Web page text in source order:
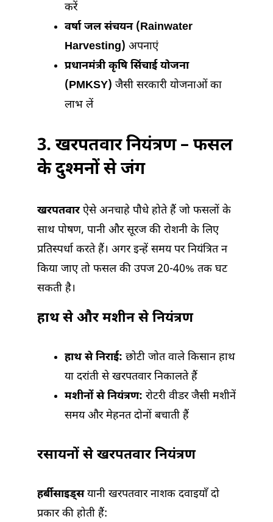
करें
वर्षा जल संचयन (Rainwater
Harvesting) अपनाएं
प्रधानमंत्री कृषि सिंचाई योजना
(PMKSY) जैसी सरकारी योजनाओं का
लाभ लें
3. खरपतवार नियंत्रण – फसल
के दुश्मनों से जंग
खरपतवारऐसे अनचाहे पौधे होते हैं जो फसलों के
साथ पोषण, पानी और सूरज की रोशनी के लिए
प्रतिस्पर्धा करते हैं। अगर इन्हें समय पर नियंत्रित न
किया जाए तो फसल की उपज 20-40% तक घट
सकती है।
हाथ से और मशीन से नियंत्रण
हाथ से निराई: छोटी जोत वाले किसान हाथ
या दरांती से खरपतवार निकालते हैं
मशीनों से नियंत्रण: रोटरी वीडर जैसी मशीनें
समय और मेहनत दोनों बचाती हैं
रसायनों से खरपतवार नियंत्रण
हर्बीसाइड्सयानी खरपतवार नाशक दवाइयाँ दो
प्रकार की होती हैं: